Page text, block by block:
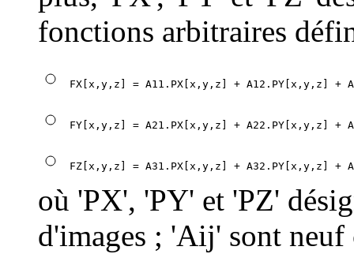
fonctions arbitraires
où 'PX', 'PY' et 'PZ'
d'images ; 'Aij' sont